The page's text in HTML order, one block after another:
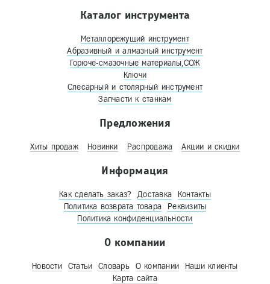
Каталог инструмента
Металлорежущий инструмент
Абразивный и алмазный инструмент
Горюче-смазочные материалы,СОЖ
Ключи
Слесарный и столярный инструмент
Запчасти к станкам
Предложения
Хиты продаж Новинки Распродажа Акции и скидки
Информация
Как сделать заказ? Доставка
Контакты
Политика возврата товара
Реквизиты
Политика конфиденциальности
О компании
Новости Статьи Словарь О компании
Наши клиенты
Карта сайта